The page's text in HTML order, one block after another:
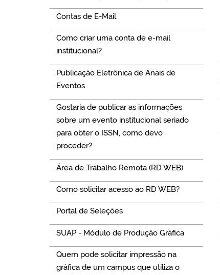
Contas de E-Mail
Como criar uma conta de e-mail
institucional?
Publicação Eletrônica de Anais de
Eventos
Gostaria de publicar as informações
sobre um evento institucional seriado
para obter o ISSN, como devo
proceder?
Área de Trabalho Remota (RD WEB)
Como solicitar acesso ao RD WEB?
Portal de Seleções
SUAP - Módulo de Produção Gráfica
Quem pode solicitar impressão na
gráfica de um campus que utiliza o